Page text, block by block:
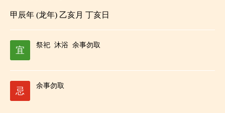
甲辰年 (龙年) 乙亥月 丁亥日
宜
祭祀 沐浴 余事勿取
忌
余事勿取